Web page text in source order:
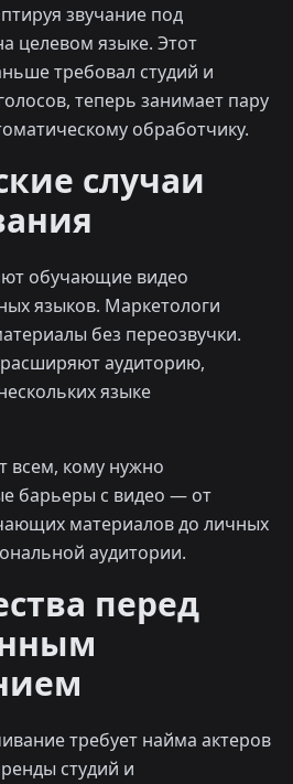
звучание под
целевом языке. Этот
требовал студий и
теперь занимает пару
обработчику.
случаи
обучающие видео
языков. Маркетологи
без переозвучки.
аудиторию,
языке
всем, кому нужно
барьеры с видео — от
материалов до личных
аудитории.
перед
требует найма актеров
студий и